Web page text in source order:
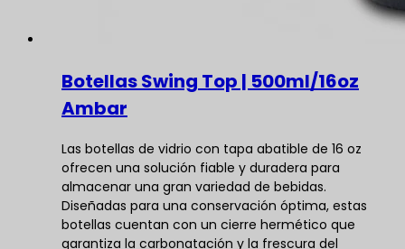
Botellas Swing Top | 500ml/16oz
Ambar
Las botellas de vidrio con tapa abatible de 16 oz
ofrecen una solución fiable y duradera para
almacenar una gran variedad de bebidas.
Diseñadas para una conservación óptima, estas
botellas cuentan con un cierre hermético que
garantiza la carbonatación y la frescura del